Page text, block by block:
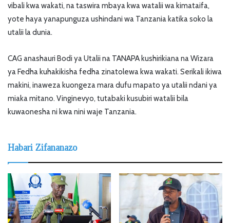
vibali kwa wakati, na taswira mbaya kwa watalii wa kimataifa,
yote haya yanapunguza ushindani wa Tanzania katika soko la
utalii la dunia.
CAG anashauri Bodi ya Utalii na TANAPA kushirikiana na Wizara
ya Fedha kuhakikisha fedha zinatolewa kwa wakati. Serikali ikiwa
makini, inaweza kuongeza mara dufu mapato ya utalii ndani ya
miaka mitano. Vinginevyo, tutabaki kusubiri watalii bila
kuwaonesha ni kwa nini waje Tanzania.
Habari Zifananazo